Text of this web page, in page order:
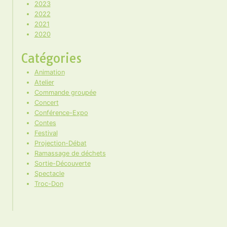
2023
2022
2021
2020
Catégories
Animation
Atelier
Commande groupée
Concert
Conférence-Expo
Contes
Festival
Projection-Débat
Ramassage de déchets
Sortie-Découverte
Spectacle
Troc-Don